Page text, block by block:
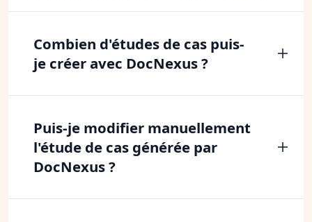
Combien d'études de cas puis-
je créer avec DocNexus ?
Puis-je modifier manuellement
l'étude de cas générée par
DocNexus ?